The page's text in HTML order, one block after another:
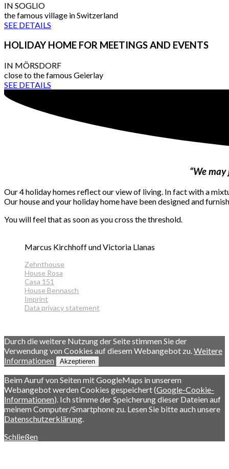
IN SOGLIO
the famous village in Switzerland
SEE DETAILS
HOLIDAY HOME FOR MEETINGS AND EVENTS
IN MÖRSDORF
close to the famous Geierlay
SEE DETAILS
“We may
Our 4 holiday homes reflect our view of living. In fact with a
Our house and your holiday home have been designed and
You will feel that as soon as you cross the threshold.
Marcus Kirchhoff und Victoria Llanas
Zehnthouse
House Rosa
Casa 151
House Bennasch
Imprint
Data privacy statement
Durch die weitere Nutzung der Seite stimmen Sie der
Verwendung von Cookies auf diesem Webangebot zu.Weitere
Informationen
Akzeptieren
Beim Auruf von Seiten mit GoogleMaps in unserem
Webangebot werden Cookies gespeichert (Google-Cookie-
Informationen). Ich stimme der Speicherung dieser Dateien auf
meinem Computer/Smartphone zu. Lesen Sie bitte auch unsere
Datenschutzerklärung.
Schließen